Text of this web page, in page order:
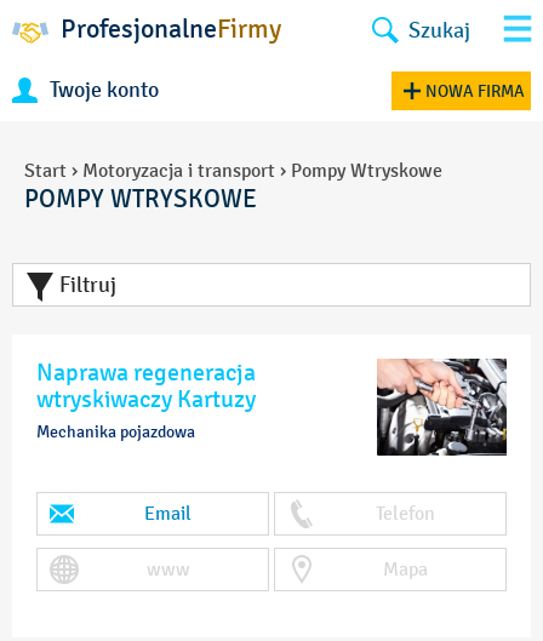
ProfesjonalneFirmy Szukaj
Twoje konto NOWA FIRMA
Start › Motoryzacja i transport › Pompy Wtryskowe
POMPY WTRYSKOWE
Filtruj
Naprawa regeneracja
wtryskiwaczy Kartuzy
Mechanika pojazdowa
Email Telefon
www Mapa